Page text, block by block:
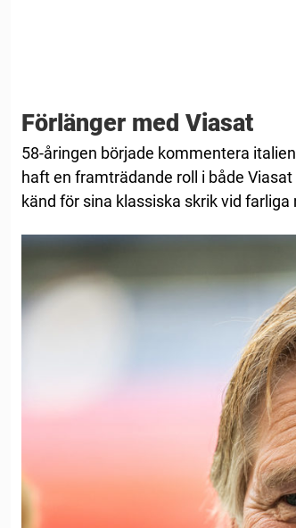
Förlänger med Viasat
58-åringen började kommentera
haft en framträdande roll i både
känd för sina klassiska skrik vid farliga